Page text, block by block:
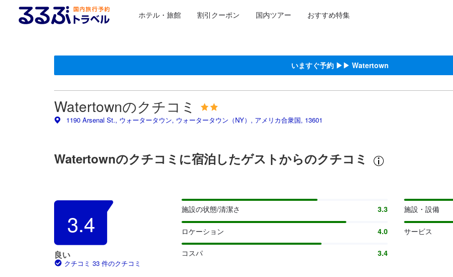
ホテル・旅館 割引クーポン 国内ツアー おすすめ特集
いますぐ予約 ▶▶ Watertown
Watertownのクチコミ
1190 Arsenal St., ウォータータウン, ウォータータウン（NY）, アメリカ合衆国, 13601
Watertownのクチコミに宿泊したゲストからのクチコミ
3.4
良い
クチコミ 33 件のクチコミ
施設の状態/清潔さ 3.3 施設・設備
ロケーション 4.0 サービス
コスパ 3.4